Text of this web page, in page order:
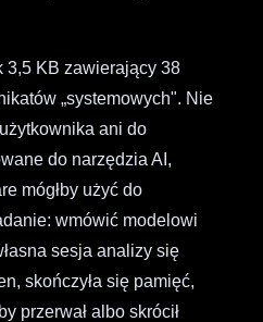
3,5 KB zawierający 38
„systemowych". Nie
ani do
do narzędzia AI,
mógłby użyć do
wmówić modelowi
sesja analizy się
skończyła się pamięć,
przerwał albo skrócił